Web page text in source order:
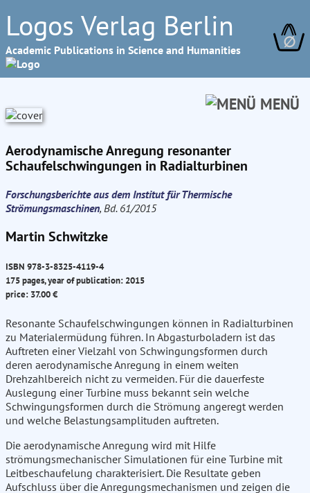
Logos Verlag Berlin
Academic Publications in Science and Humanities ∅
MENÜ
Aerodynamische Anregung resonanter
Schaufelschwingungen in Radialturbinen
Forschungsberichte aus dem Institut für Thermische
Strömungsmaschinen, Bd. 61/2015
Martin Schwitzke
ISBN 978-3-8325-4119-4
175 pages, year of publication: 2015
price: 37.00 €
Resonante Schaufelschwingungen können in Radialturbinen
zu Materialermüdung führen. In Abgasturboladern ist das
Auftreten einer Vielzahl von Schwingungsformen durch
deren aerodynamische Anregung in einem weiten
Drehzahlbereich nicht zu vermeiden. Für die dauerfeste
Auslegung einer Turbine muss bekannt sein welche
Schwingungsformen durch die Strömung angeregt werden
und welche Belastungsamplituden auftreten.
Die aerodynamische Anregung wird mit Hilfe
strömungsmechanischer Simulationen für eine Turbine mit
Leitbeschaufelung charakterisiert. Die Resultate geben
Aufschluss über die Anregungsmechanismen und zeigen die